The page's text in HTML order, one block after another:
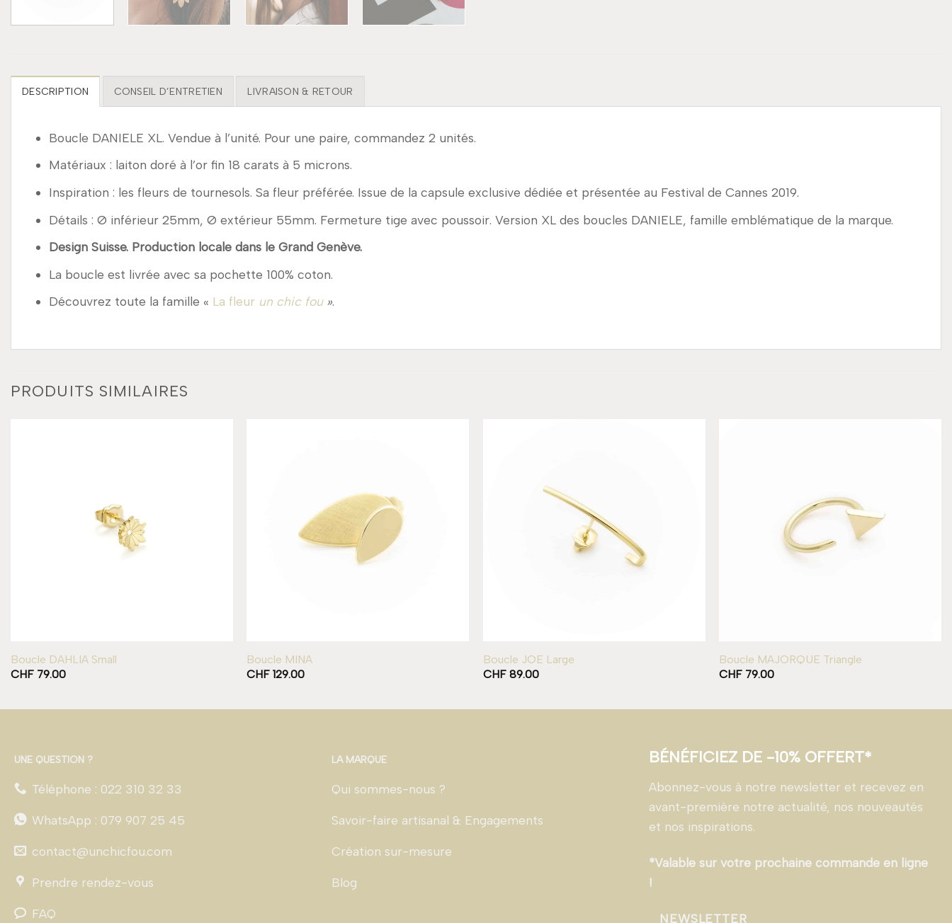
DESCRIPTION CONSEIL D’ENTRETIEN LIVRAISON & RETOUR
Boucle DANIELE XL. Vendue à l’unité. Pour une paire, commandez 2 unités.
Matériaux : laiton doré à l’or fin 18 carats à 5 microns.
Inspiration : les fleurs de tournesols. Sa fleur préférée. Issue de la capsule exclusive dédiée et présentée au Festival de Cannes 2019.
Détails : Ø inférieur 25mm, Ø extérieur 55mm. Fermeture tige avec poussoir. Version XL des boucles DANIELE, famille emblématique de la marque.
Design Suisse. Production locale dans le Grand Genève.
La boucle est livrée avec sa pochette 100% coton.
Découvrez toute la famille « La fleur un chic fou».
PRODUITS SIMILAIRES
Boucle DAHLIA Small
CHF79.00
Boucle MINA
CHF 129.00
Boucle JOE Large
CHF89.00
Boucle MAJORQUE Triangle
CHF 79.00
UNE QUESTION ?
Téléphone : 022 310 32 33
WhatsApp : 079 907 25 45
contact@unchicfou.com
Prendre rendez-vous
FAQ
LA MARQUE
Qui sommes-nous ?
Savoir-faire artisanal & Engagements
Création sur-mesure
Blog
BÉNÉFICIEZ DE -10% OFFERT*
Abonnez-vous à notre newsletter et recevez en
avant-première notre actualité, nos nouveautés
et nos inspirations.
*Valable sur votre prochaine commande en ligne
!
NEWSLETTER